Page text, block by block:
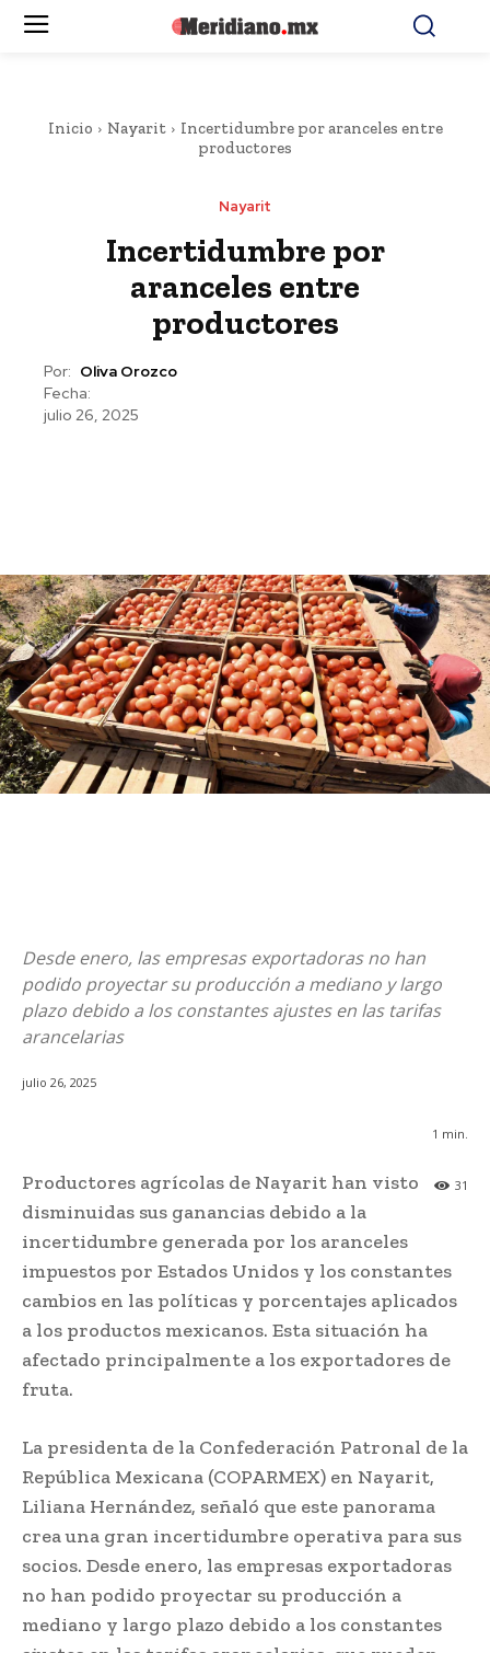
Inicio Nayarit
Incertidumbre por aranceles entre
productores
Nayarit
Incertidumbre por
aranceles entre
productores
Por: Oliva Orozco
Fecha:
julio 26, 2025
Desde enero, las empresas exportadoras no han
podido proyectar su producción a mediano y largo
plazo debido a los constantes ajustes en las tarifas
arancelarias
julio 26, 2025
1 min.
31
Productores agrícolas de Nayarit han visto
disminuidas sus ganancias debido a la
incertidumbre generada por los aranceles
impuestos por Estados Unidos y los constantes
cambios en las políticas y porcentajes aplicados
a los productos mexicanos. Esta situación ha
afectado principalmente a los exportadores de
fruta.
La presidenta de la Confederación Patronal de la
República Mexicana (COPARMEX) en Nayarit,
Liliana Hernández, señaló que este panorama
crea una gran incertidumbre operativa para sus
socios. Desde enero, las empresas exportadoras
no han podido proyectar su producción a
mediano y largo plazo debido a los constantes